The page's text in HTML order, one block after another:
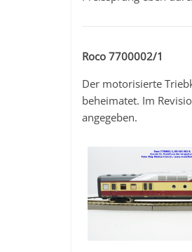
Roco 7700002/1
Der motorisierte
beheimatet. Im
angegeben.